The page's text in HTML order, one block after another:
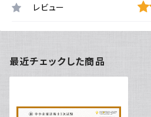
レビュー
最近チェックした商品